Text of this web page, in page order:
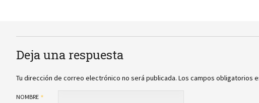
Deja una respuesta
Tu dirección de correo electrónico no será publicada. Los campos obligatorios
NOMBRE